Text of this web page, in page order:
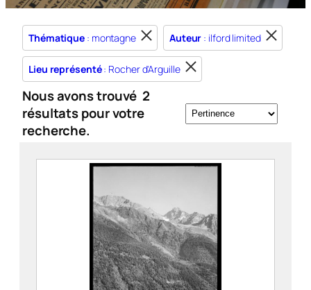
Thématique : montagne Auteur : ilford limited
Lieu représenté: Rocher d'Arguille
Nous avons trouvé 2
résultats pour votre
recherche.